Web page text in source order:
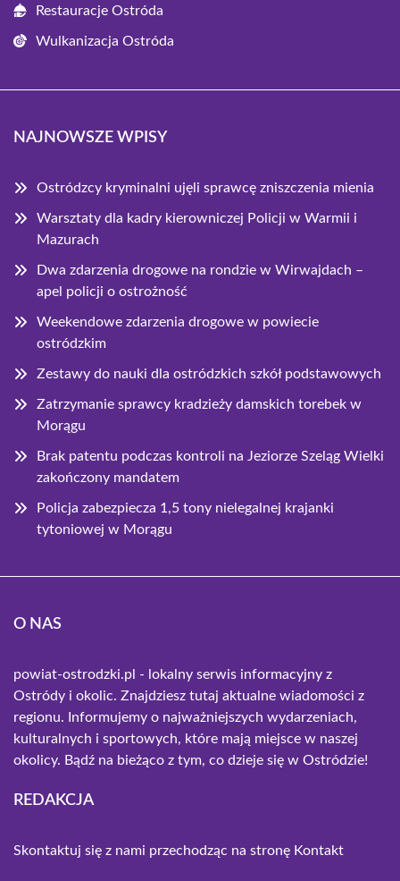
Restauracje Ostróda
Wulkanizacja Ostróda
NAJNOWSZE WPISY
Ostródzcy kryminalni ujęli sprawcę zniszczenia mienia
Warsztaty dla kadry kierowniczej Policji w Warmii i
Mazurach
Dwa zdarzenia drogowe na rondzie w Wirwajdach –
apel policji o ostrożność
Weekendowe zdarzenia drogowe w powiecie
ostródzkim
Zestawy do nauki dla ostródzkich szkół podstawowych
Zatrzymanie sprawcy kradzieży damskich torebek w
Morągu
Brak patentu podczas kontroli na Jeziorze Szeląg Wielki
zakończony mandatem
Policja zabezpiecza 1,5 tony nielegalnej krajanki
tytoniowej w Morągu
O NAS
powiat-ostrodzki.pl - lokalny serwis informacyjny z
Ostródy i okolic. Znajdziesz tutaj aktualne wiadomości z
regionu. Informujemy o najważniejszych wydarzeniach,
kulturalnych i sportowych, które mają miejsce w naszej
okolicy. Bądź na bieżąco z tym, co dzieje się w Ostródzie!
REDAKCJA
Skontaktuj się z nami przechodząc na stronę Kontakt